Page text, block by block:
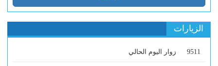
الزيارات
9511 زوار اليوم الحالي